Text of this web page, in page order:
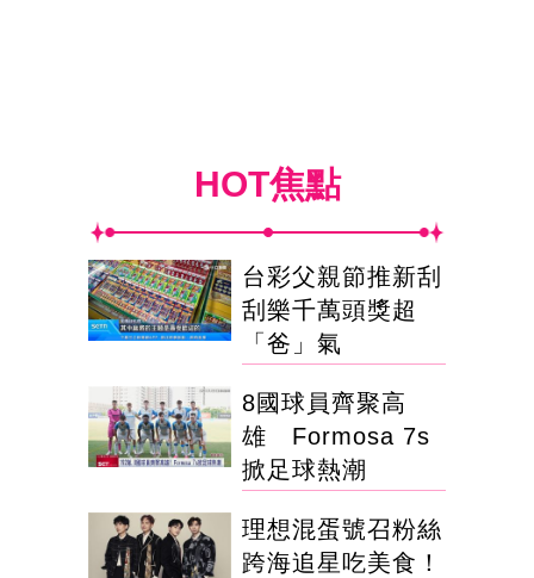
HOT焦點
台彩父親節推新刮
刮樂千萬頭獎超
「爸」氣
8國球員齊聚高
雄 Formosa 7s
掀足球熱潮
理想混蛋號召粉絲
跨海追星吃美食！